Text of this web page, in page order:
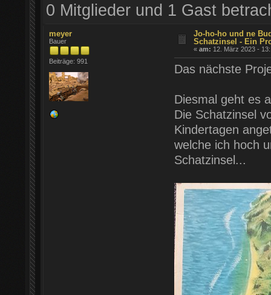
0 Mitglieder und 1 Gast
meyer
Bauer
Beiträge: 991
Jo-ho-ho und ne
Schatzinsel - Ein
«am: 12. März 2023 -
Das nächste
Diesmal geht es
Die Schatzinsel
Kindertagen
welche ich hoch
Schatzinsel...